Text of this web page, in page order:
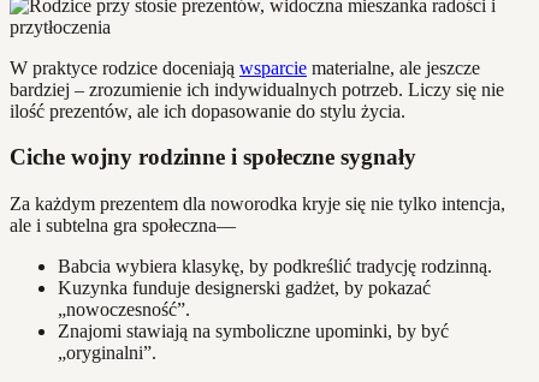
W praktyce rodzice doceniają wsparcie materialne, ale jeszcze
bardziej – zrozumienie ich indywidualnych potrzeb. Liczy się nie
ilość prezentów, ale ich dopasowanie do stylu życia.
Ciche wojny rodzinne i społeczne sygnały
Za każdym prezentem dla noworodka kryje się nie tylko intencja,
ale i subtelna gra społeczna—
Babcia wybiera klasykę, by podkreślić tradycję rodzinną.
Kuzynka funduje designerski gadżet, by pokazać
„nowoczesność”.
Znajomi stawiają na symboliczne upominki, by być
„oryginalni”.